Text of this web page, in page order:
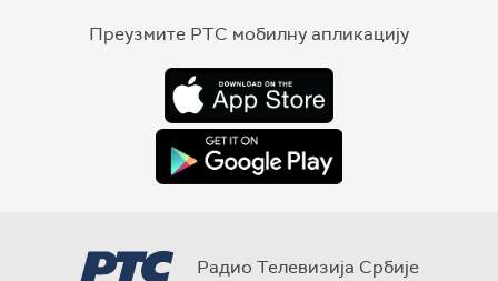
Преузмите РТС мобилну апликацију
Радио Телевизија Србије